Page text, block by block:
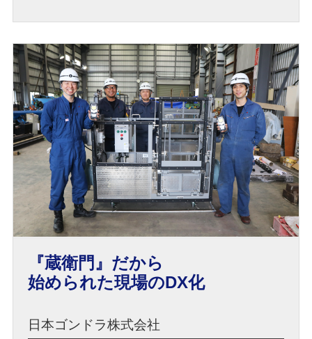
『蔵衛門』だから
始められた現場のDX化
日本ゴンドラ株式会社